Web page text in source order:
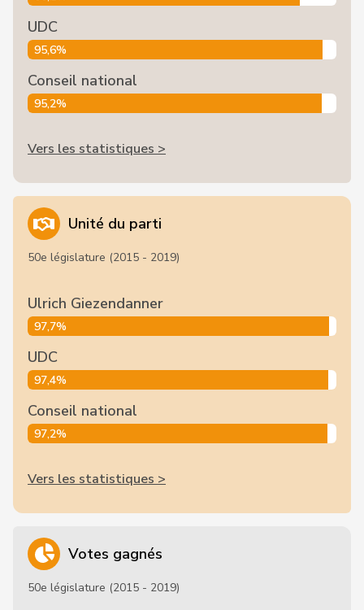
UDC
95,6%
Conseil national
95,2%
Vers les statistiques >
Unité du parti
50e législature (2015 - 2019)
Ulrich Giezendanner
97,7%
UDC
97,4%
Conseil national
97,2%
Vers les statistiques >
Votes gagnés
50e législature (2015 - 2019)